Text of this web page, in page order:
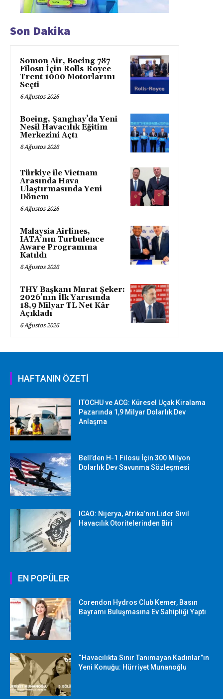
Son Dakika
Somon Air, Boeing 787
Filosu İçin Rolls-Royce
Trent 1000 Motorlarını
Seçti
6 Ağustos 2026
Boeing, Şanghay’da Yeni
Nesil Havacılık Eğitim
Merkezini Açtı
6 Ağustos 2026
Türkiye ile Vietnam
Arasında Hava
Ulaştırmasında Yeni
Dönem
6 Ağustos 2026
Malaysia Airlines,
IATA’nın Turbulence
Aware Programına
Katıldı
6 Ağustos 2026
THY Başkanı Murat Şeker:
2026’nın İlk Yarısında
18,9 Milyar TL Net Kâr
Açıkladı
6 Ağustos 2026
HAFTANIN ÖZETİ
ITOCHU ve ACG: Küresel Uçak Kiralama
Pazarında 1,9 Milyar Dolarlık Dev
Anlaşma
Bell’den H-1 Filosu İçin 300 Milyon
Dolarlık Dev Savunma Sözleşmesi
ICAO: Nijerya, Afrika’nın Lider Sivil
Havacılık Otoritelerinden Biri
EN POPÜLER
Corendon Hydros Club Kemer, Basın
Bayramı Buluşmasına Ev Sahipliği Yaptı
“Havacılıkta Sınır Tanımayan Kadınlar”ın
Yeni Konuğu: Hürriyet Munanoğlu